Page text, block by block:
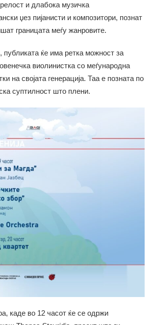
и длабока музичка
џез пијанисти и композитори, познат
границата меѓу жанровите.
ќе има ретка можност за
виолинистка со меѓународна
на својата генерација. Таа е позната по
суптилност што плени.
каде во 12 часот ќе се одржи